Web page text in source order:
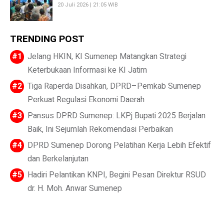
20 Juli 2026 | 21:05 WIB
TRENDING POST
Jelang HKIN, KI Sumenep Matangkan Strategi
Keterbukaan Informasi ke KI Jatim
Tiga Raperda Disahkan, DPRD–Pemkab Sumenep
Perkuat Regulasi Ekonomi Daerah
Pansus DPRD Sumenep: LKPj Bupati 2025 Berjalan
Baik, Ini Sejumlah Rekomendasi Perbaikan
DPRD Sumenep Dorong Pelatihan Kerja Lebih Efektif
dan Berkelanjutan
Hadiri Pelantikan KNPI, Begini Pesan Direktur RSUD
dr. H. Moh. Anwar Sumenep